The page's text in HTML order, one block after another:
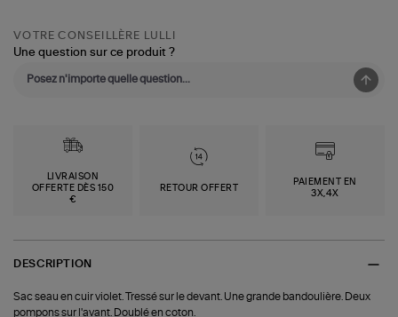
VOTRE CONSEILLÈRE LULLI
Une question sur ce produit ?
LIVRAISON
OFFERTE DÈS 150
€
RETOUR OFFERT
PAIEMENT EN
3X,4X
DESCRIPTION
Sac seau en cuir violet. Tressé sur le devant. Une grande bandoulière. Deux
pompons sur l'avant. Doublé en coton.